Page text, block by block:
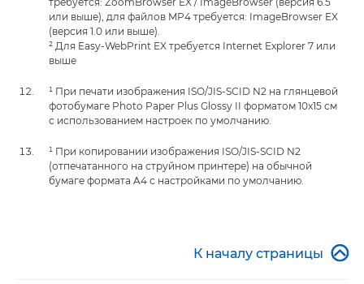
или выше), для файлов MP4 требуется: ImageBrowser EX
(версия 1.0 или выше).
² Для Easy-WebPrint EX требуется Internet Explorer 7 или
выше
¹ При печати изображения ISO/JIS-SCID N2 на глянцевой
фотобумаге Photo Paper Plus Glossy II форматом 10x15 см
с использованием настроек по умолчанию.
¹ При копировании изображения ISO/JIS-SCID N2
(отпечатанного на струйном принтере) на обычной
бумаге формата A4 с настройками по умолчанию.
К началу страницы 